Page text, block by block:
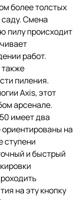
более толстых
Смена
пилу происходит
работ.
пиления.
Axis, этот
арсенале.
имеет два
на
ступени
и быстрый
на эту кнопку